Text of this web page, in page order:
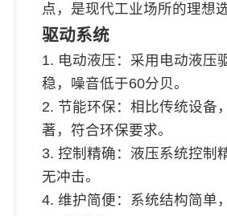
点，是现代工业场所的理想选
驱动系统
1. 电动液压：采用电动液压
稳，噪音低于60分贝。
2. 节能环保：相比传统设备
著，符合环保要求。
3. 控制精确：液压系统控制
无冲击。
4. 维护简便：系统结构简单